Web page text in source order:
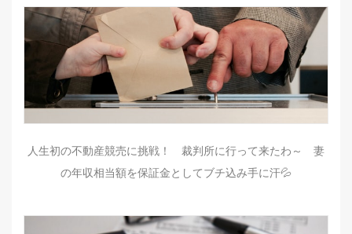
人生初の不動産競売に挑戦！ 裁判所に行って来たわ～ 妻
の年収相当額を保証金としてブチ込み手に汗💦